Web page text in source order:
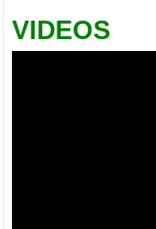
VIDEOS